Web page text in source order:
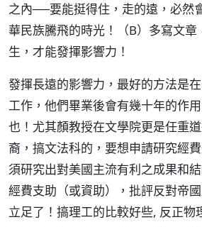
之內──要能挺得住，走的遠，必然
華民族騰飛的時光！（B）多寫文
生，才能發揮影響力！
發揮長遠的影響力，最好的方法是
工作，他們畢業後會有幾十年的作
也！尤其顏教授在文學院更是任重
裔，搞文法科的，要想申請研究經
須研究出對美國主流有利之成果和
經費支助（或資助），批評反對帝
立足了！搞理工的比較好些, 反正物